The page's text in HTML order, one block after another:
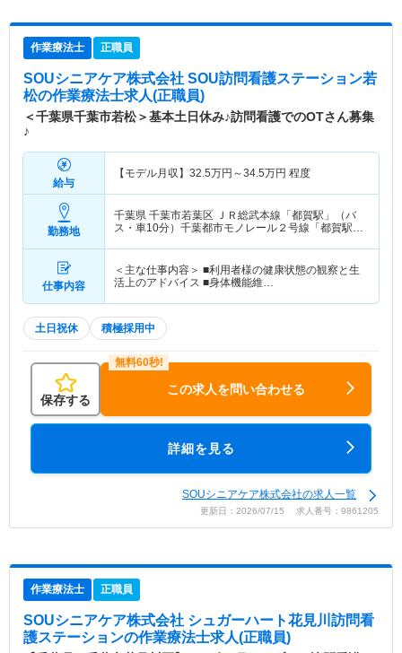
作業療法士 正職員
SOUシニアケア株式会社 SOU訪問看護ステーション若
松の作業療法士求人(正職員)
＜千葉県千葉市若松＞基本土日休み♪訪問看護でのOTさん募集
♪
給与
【モデル月収】 32.5万円～34.5万円 程度
勤務地
千葉県 千葉市若葉区 ＪＲ総武本線「都賀駅」（バ
ス・車10分）千葉都市モノレール２号線「都賀駅」
仕事内容
＜主な仕事内容＞ ■利用者様の健康状態の観察と生
活上のアドバイス ■身体機能維…
土日祝休 積極採用中
保存する
この求人を問い合わせる
詳細を見る
SOUシニアケア株式会社の求人一覧
更新日：2026/07/15 求人番号：9861205
作業療法士 正職員
SOUシニアケア株式会社 シュガーハート花見川訪問看
護ステーションの作業療法士求人(正職員)